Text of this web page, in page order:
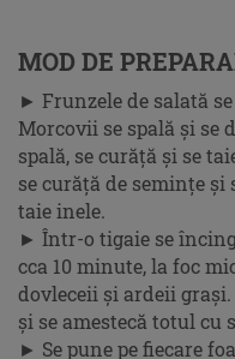
MOD DE
► Frunzele de salată
Morcovii se spală şi se
spală, se curăţă şi se
se curăţă de seminţe şi
taie inele.
► Într-o tigaie se
cca 10 minute, la foc
dovleceii şi ardeii graşi.
şi se amestecă totul cu
► Se pune pe fiecare